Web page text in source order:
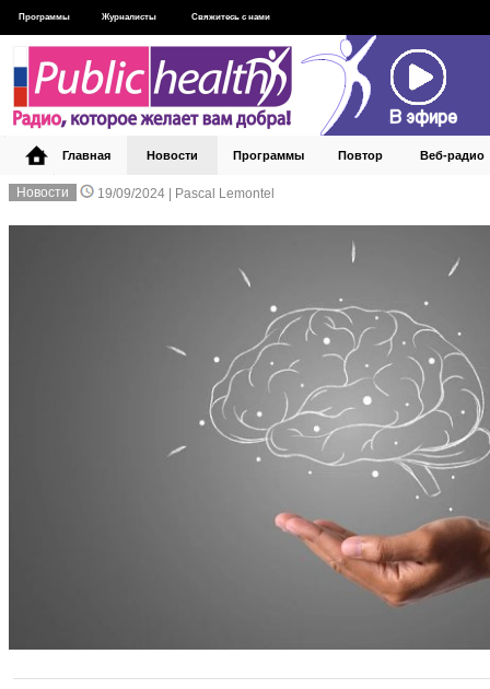
Новости 19/09/2024 | Pascal Lemontel
Программы Журналисты Свяжитесь с нами
Главная Новости Программы Повтор Веб‑радио